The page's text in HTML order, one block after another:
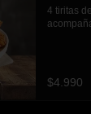
4 tiritas
$4.990